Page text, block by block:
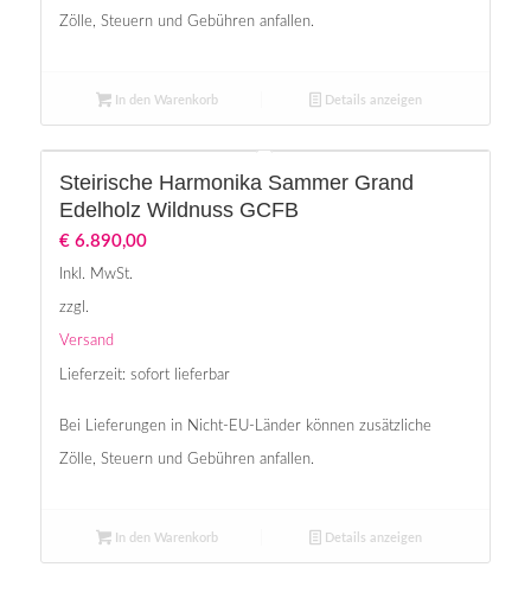
Zölle, Steuern und Gebühren anfallen.
In den Warenkorb Details anzeigen
Steirische Harmonika Sammer Grand
Edelholz Wildnuss GCFB
€6.890,00
Inkl. MwSt.
zzgl.
Versand
Lieferzeit: sofort lieferbar
Bei Lieferungen in Nicht-EU-Länder können zusätzliche
Zölle, Steuern und Gebühren anfallen.
In den Warenkorb Details anzeigen